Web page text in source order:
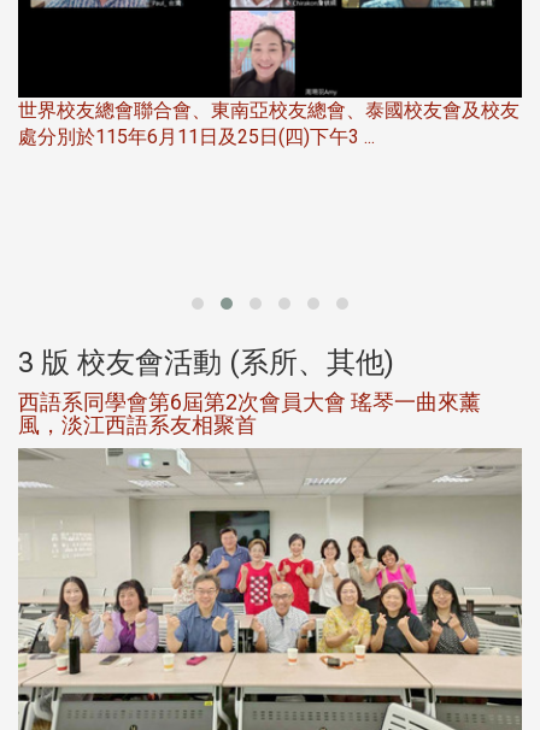
世界校友總會聯合會、東南亞校友總會、泰國校友會及校友
處分別於115年6月11日及25日(四)下午3 ...
3 版 校友會活動 (系所、其他)
西語系同學會第6屆第2次會員大會 瑤琴一曲來薰
風，淡江西語系友相聚首